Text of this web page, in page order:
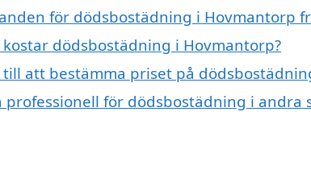
för dödsbostädning i Hovmantorp
dödsbostädning i Hovmantorp?
att bestämma priset på
professionell för dödsbostädning i andra